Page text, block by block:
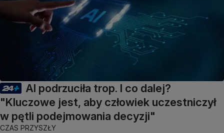
AI podrzuciła trop. I co dalej?
"Kluczowe jest, aby człowiek uczestniczył
w pętli podejmowania decyzji"
CZAS PRZYSZŁY